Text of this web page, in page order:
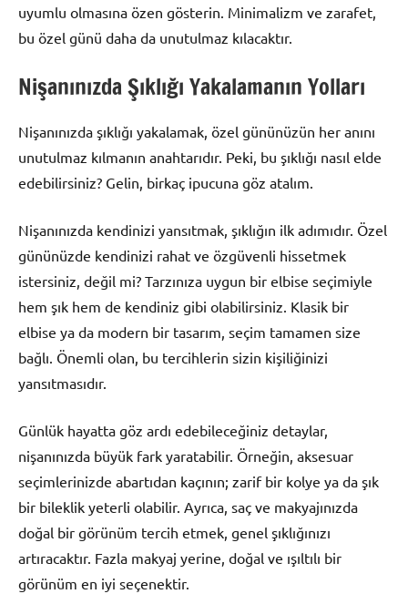
uyumlu olmasına özen gösterin. Minimalizm ve zarafet,
bu özel günü daha da unutulmaz kılacaktır.
Nişanınızda Şıklığı Yakalamanın Yolları
Nişanınızda şıklığı yakalamak, özel gününüzün her anını
unutulmaz kılmanın anahtarıdır. Peki, bu şıklığı nasıl elde
edebilirsiniz? Gelin, birkaç ipucuna göz atalım.
Nişanınızda kendinizi yansıtmak, şıklığın ilk adımıdır. Özel
gününüzde kendinizi rahat ve özgüvenli hissetmek
istersiniz, değil mi? Tarzınıza uygun bir elbise seçimiyle
hem şık hem de kendiniz gibi olabilirsiniz. Klasik bir
elbise ya da modern bir tasarım, seçim tamamen size
bağlı. Önemli olan, bu tercihlerin sizin kişiliğinizi
yansıtmasıdır.
Günlük hayatta göz ardı edebileceğiniz detaylar,
nişanınızda büyük fark yaratabilir. Örneğin, aksesuar
seçimlerinizde abartıdan kaçının; zarif bir kolye ya da şık
bir bileklik yeterli olabilir. Ayrıca, saç ve makyajınızda
doğal bir görünüm tercih etmek, genel şıklığınızı
artıracaktır. Fazla makyaj yerine, doğal ve ışıltılı bir
görünüm en iyi seçenektir.